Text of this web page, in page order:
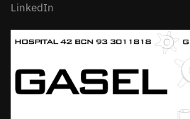
LinkedIn